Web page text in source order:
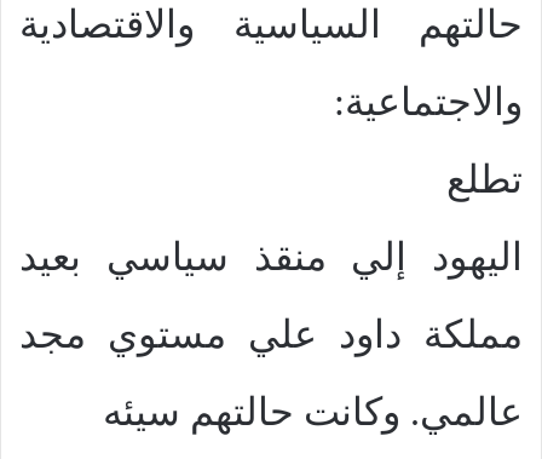
حالتهم السياسية والاقتصادية
والاجتماعية:
تطلع
اليهود إلي منقذ سياسي بعيد
مملكة داود علي مستوي مجد
عالمي. وكانت حالتهم سيئه